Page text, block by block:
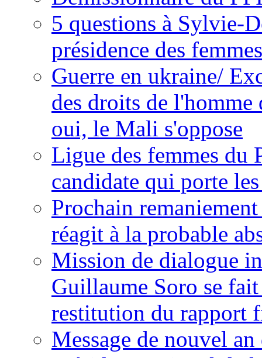
5 questions à Sylvie-
présidence des
Guerre en ukraine/
des droits de
oui, le Mali s'oppose
Ligue des femmes du
candidate qui porte
Prochain
réagit à la probable
Mission de dialogue
Guillaume Soro se
restitution du rapport
Message de nouvel